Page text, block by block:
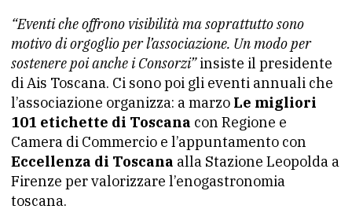
“Eventi che offrono visibilità ma soprattutto sono
motivo di orgoglio per l’associazione. Un modo per
sostenere poi anche i Consorzi”insiste il presidente
di Ais Toscana. Ci sono poi gli eventi annuali che
l’associazione organizza: a marzo Le migliori
101 etichette di Toscana con Regione e
Camera di Commercio e l’appuntamento con
Eccellenza di Toscana alla Stazione Leopolda a
Firenze per valorizzare l’enogastronomia
toscana.